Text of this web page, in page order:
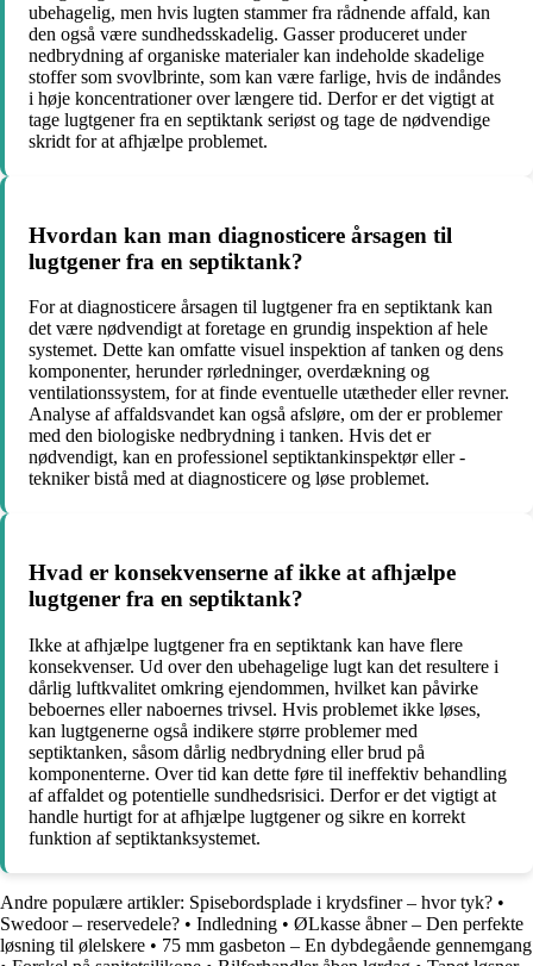
ubehagelig, men hvis lugten stammer fra rådnende affald, kan
den også være sundhedsskadelig. Gasser produceret under
nedbrydning af organiske materialer kan indeholde skadelige
stoffer som svovlbrinte, som kan være farlige, hvis de indåndes
i høje koncentrationer over længere tid. Derfor er det vigtigt at
tage lugtgener fra en septiktank seriøst og tage de nødvendige
skridt for at afhjælpe problemet.
Hvordan kan man diagnosticere årsagen til
lugtgener fra en septiktank?
For at diagnosticere årsagen til lugtgener fra en septiktank kan
det være nødvendigt at foretage en grundig inspektion af hele
systemet. Dette kan omfatte visuel inspektion af tanken og dens
komponenter, herunder rørledninger, overdækning og
ventilationssystem, for at finde eventuelle utætheder eller revner.
Analyse af affaldsvandet kan også afsløre, om der er problemer
med den biologiske nedbrydning i tanken. Hvis det er
nødvendigt, kan en professionel septiktankinspektør eller -
tekniker bistå med at diagnosticere og løse problemet.
Hvad er konsekvenserne af ikke at afhjælpe
lugtgener fra en septiktank?
Ikke at afhjælpe lugtgener fra en septiktank kan have flere
konsekvenser. Ud over den ubehagelige lugt kan det resultere i
dårlig luftkvalitet omkring ejendommen, hvilket kan påvirke
beboernes eller naboernes trivsel. Hvis problemet ikke løses,
kan lugtgenerne også indikere større problemer med
septiktanken, såsom dårlig nedbrydning eller brud på
komponenterne. Over tid kan dette føre til ineffektiv behandling
af affaldet og potentielle sundhedsrisici. Derfor er det vigtigt at
handle hurtigt for at afhjælpe lugtgener og sikre en korrekt
funktion af septiktanksystemet.
Andre populære artikler: Spisebordsplade i krydsfiner – hvor tyk? •
Swedoor – reservedele? • Indledning • ØLkasse åbner – Den perfekte
løsning til ølelskere • 75 mm gasbeton – En dybdegående gennemgang